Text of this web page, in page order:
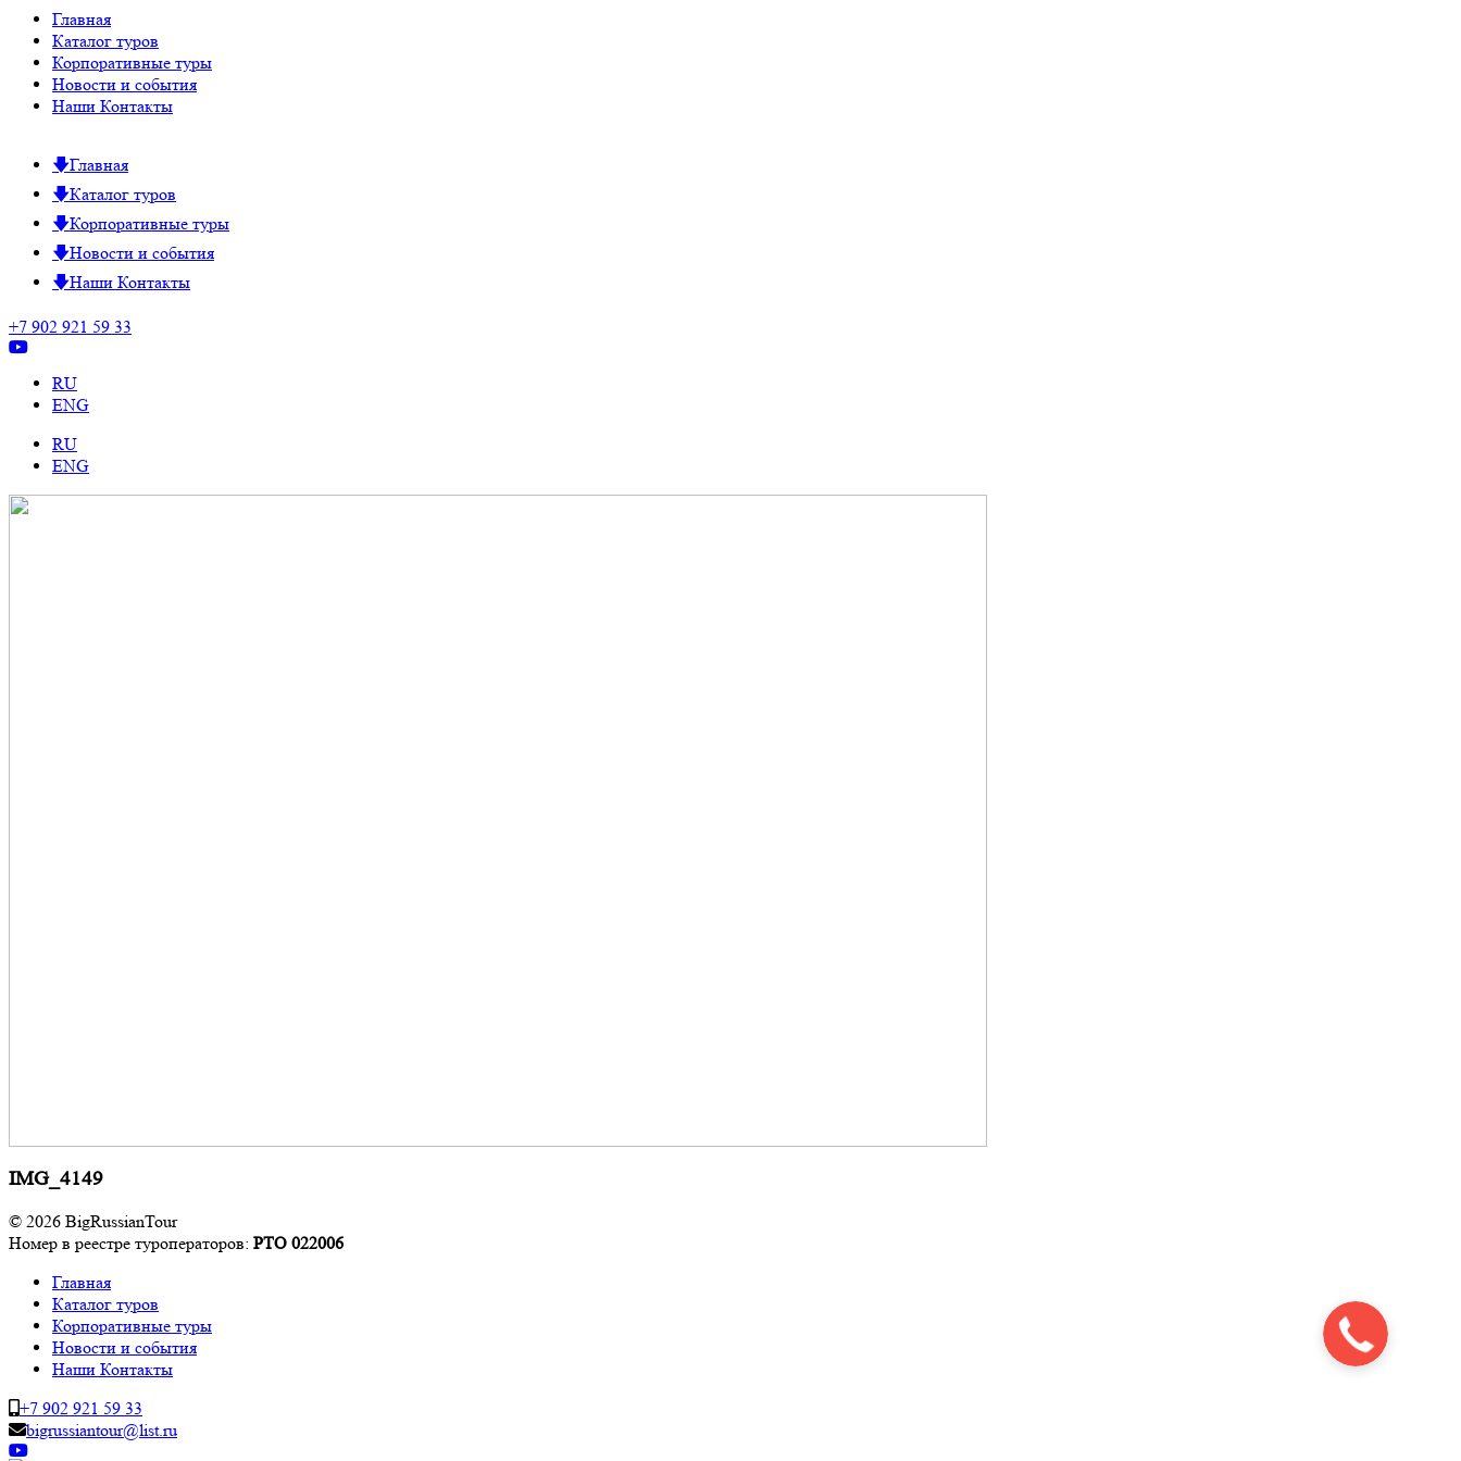
Главная
Каталог туров
Корпоративные туры
Новости и события
Наши Контакты
Главная
Каталог туров
Корпоративные туры
Новости и события
Наши Контакты
+7 902 921 59 33
RU
ENG
RU
ENG
IMG_4149
© 2026 BigRussianTour
Номер в реестре туроператоров: РТО 022006
Главная
Каталог туров
Корпоративные туры
Новости и события
Наши Контакты
+7 902 921 59 33
bigrussiantour@list.ru